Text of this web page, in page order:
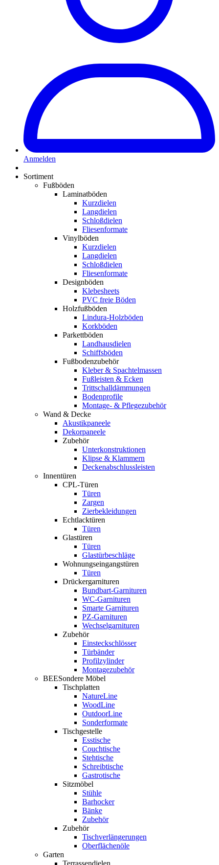
Anmelden
Sortiment
Fußböden
Laminatböden
Kurzdielen
Langdielen
Schloßdielen
Fliesenformate
Vinylböden
Kurzdielen
Langdielen
Schloßdielen
Fliesenformate
Designböden
Klebesheets
PVC freie Böden
Holzfußböden
Lindura-Holzböden
Korkböden
Parkettböden
Landhausdielen
Schiffsböden
Fußbodenzubehör
Kleber & Spachtelmassen
Fußleisten & Ecken
Trittschalldämmungen
Bodenprofile
Montage- & Pflegezubehör
Wand & Decke
Akustikpaneele
Dekorpaneele
Zubehör
Unterkonstruktionen
Klipse & Klammern
Deckenabschlussleisten
Innentüren
CPL-Türen
Türen
Zargen
Zierbekleidungen
Echtlacktüren
Türen
Glastüren
Türen
Glastürbeschläge
Wohnungseingangstüren
Türen
Drückergarnituren
Bundbart-Garnituren
WC-Garnituren
Smarte Garnituren
PZ-Garnituren
Wechselgarnituren
Zubehör
Einsteckschlösser
Türbänder
Profilzylinder
Montagezubehör
BEESondere Möbel
Tischplatten
NatureLine
WoodLine
OutdoorLine
Sonderformate
Tischgestelle
Esstische
Couchtische
Stehtische
Schreibtische
Gastrotische
Sitzmöbel
Stühle
Barhocker
Bänke
Zubehör
Zubehör
Tischverlängerungen
Oberflächenöle
Garten
Terrassendielen